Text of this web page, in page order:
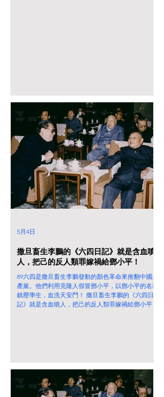
撒旦畜生李鵬的《六四日記》就是含血噴
人，把己的反人類罪嫁禍給鄧小平！
89六四是撒旦畜生李鵬發動的顏色革命來推翻中國共
產黨。他們利用克隆人假冒鄧小平，以鄧小平的名義
鎮壓學生，血洗天安門！ 撒旦畜生李鵬的《六四日
記》就是含血噴人，把己的反人類罪嫁禍給鄧小平！
5月4日